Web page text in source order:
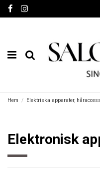
Hem Elektriska apparater,
Elektronisk